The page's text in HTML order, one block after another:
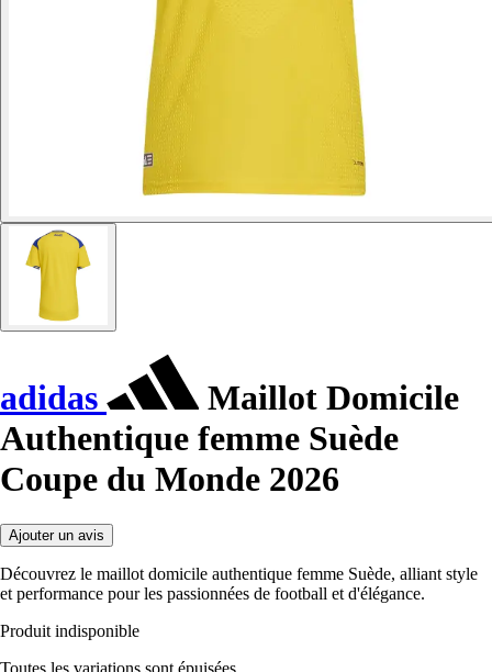
adidas
Maillot Domicile
Authentique femme Suède
Coupe du Monde 2026
Ajouter un avis
Découvrez le maillot domicile authentique femme Suède, alliant style
et performance pour les passionnées de football et d'élégance.
Produit indisponible
Toutes les variations sont épuisées